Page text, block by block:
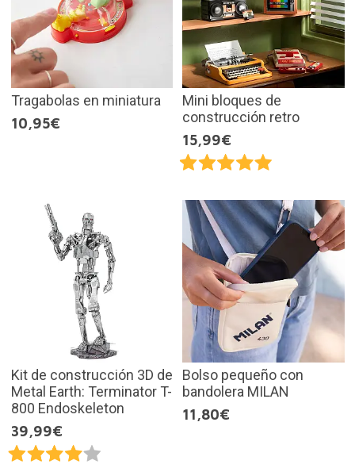
Tragabolas en miniatura
10,95€
Mini bloques de
construcción retro
15,99€
Kit de construcción 3D de
Metal Earth: Terminator T-
800 Endoskeleton
39,99€
Bolso pequeño con
bandolera MILAN
11,80€